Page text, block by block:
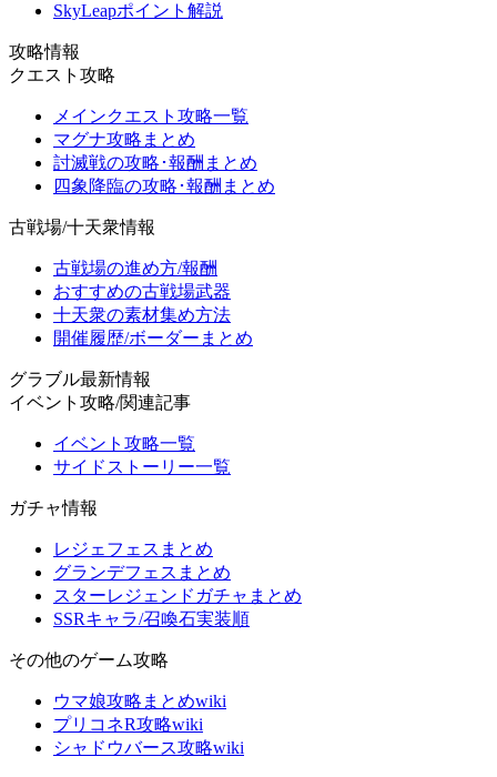
SkyLeapポイント解説
攻略情報
クエスト攻略
メインクエスト攻略一覧
マグナ攻略まとめ
討滅戦の攻略･報酬まとめ
四象降臨の攻略･報酬まとめ
古戦場/十天衆情報
古戦場の進め方/報酬
おすすめの古戦場武器
十天衆の素材集め方法
開催履歴/ボーダーまとめ
グラブル最新情報
イベント攻略/関連記事
イベント攻略一覧
サイドストーリー一覧
ガチャ情報
レジェフェスまとめ
グランデフェスまとめ
スターレジェンドガチャまとめ
SSRキャラ/召喚石実装順
その他のゲーム攻略
ウマ娘攻略まとめwiki
プリコネR攻略wiki
シャドウバース攻略wiki